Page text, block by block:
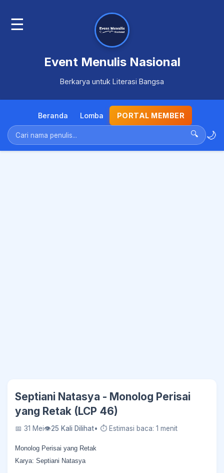
☰
Event Menulis Nasional
Berkarya untuk Literasi Bangsa
Beranda Lomba PORTAL MEMBER
🔍 🌙
Septiani Natasya - Monolog Perisai
yang Retak (LCP 46)
📅 31 Mei👁25 Kali Dilihat• ⏱ Estimasi baca: 1 menit
Monolog Perisai yang Retak
Karya: Septiani Natasya